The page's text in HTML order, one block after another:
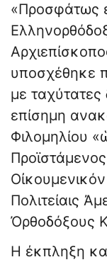
«Προσφάτως
υποσχέθηκε
με ταχύτατες
επίσημη
Φιλομηλίου
Πολιτείαις
Ὀρθοδόξους
Η έκπληξη